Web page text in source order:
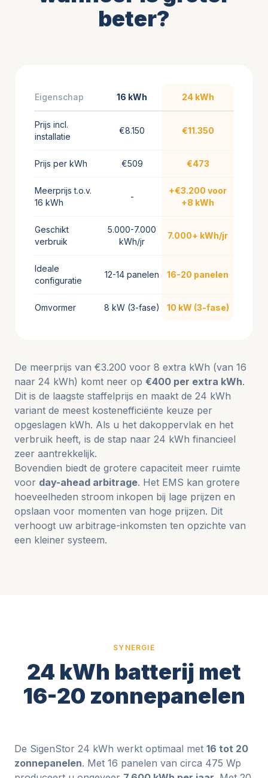
beter?
Eigenschap 16 kWh 24 kWh
Prijs incl.
installatie
€8.150 €11.350
Prijs per kWh €509 €473
Meerprijs t.o.v.
16 kWh
-
+€3.200 voor
+8 kWh
Geschikt
verbruik
5.000-7.000
kWh/jr
7.000+ kWh/jr
Ideale
configuratie
12-14 panelen 16-20 panelen
Omvormer 8 kW (3-fase) 10 kW (3-fase)
De meerprijs van €3.200 voor 8 extra kWh (van 16
naar 24 kWh) komt neer op €400 per extra kWh.
Dit is de laagste staffelprijs en maakt de 24 kWh
variant de meest kostenefficiënte keuze per
opgeslagen kWh. Als u het dakoppervlak en het
verbruik heeft, is de stap naar 24 kWh financieel
zeer aantrekkelijk.
Bovendien biedt de grotere capaciteit meer ruimte
voor day-ahead arbitrage. Het EMS kan grotere
hoeveelheden stroom inkopen bij lage prijzen en
opslaan voor momenten van hoge prijzen. Dit
verhoogt uw arbitrage-inkomsten ten opzichte van
een kleiner systeem.
SYNERGIE
24 kWh batterij met
16-20 zonnepanelen
De SigenStor 24 kWh werkt optimaal met 16 tot 20
zonnepanelen. Met 16 panelen van circa 475 Wp